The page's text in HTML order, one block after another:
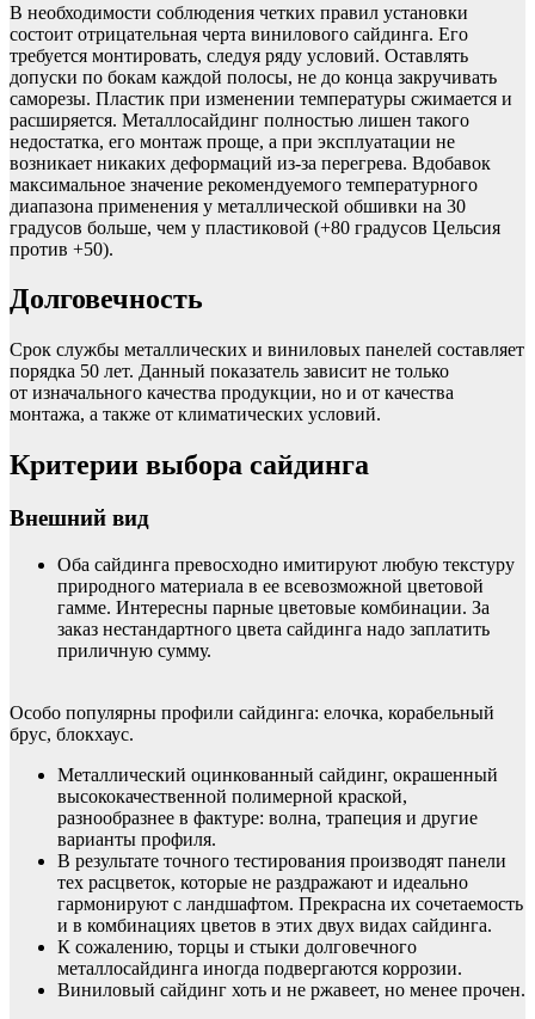
В необходимости соблюдения четких правил установки
состоит отрицательная черта винилового сайдинга. Его
требуется монтировать, следуя ряду условий. Оставлять
допуски по бокам каждой полосы, не до конца закручивать
саморезы. Пластик при изменении температуры сжимается и
расширяется. Металлосайдинг полностью лишен такого
недостатка, его монтаж проще, а при эксплуатации не
возникает никаких деформаций из-за перегрева. Вдобавок
максимальное значение рекомендуемого температурного
диапазона применения у металлической обшивки на 30
градусов больше, чем у пластиковой (+80 градусов Цельсия
против +50).
Долговечность
Срок службы металлических и виниловых панелей составляет
порядка 50 лет. Данный показатель зависит не только
от изначального качества продукции, но и от качества
монтажа, а также от климатических условий.
Критерии выбора сайдинга
Внешний вид
Оба сайдинга превосходно имитируют любую текстуру
природного материала в ее всевозможной цветовой
гамме. Интересны парные цветовые комбинации. За
заказ нестандартного цвета сайдинга надо заплатить
приличную сумму.
Особо популярны профили сайдинга: елочка, корабельный
брус, блокхаус.
Металлический оцинкованный сайдинг, окрашенный
высококачественной полимерной краской,
разнообразнее в фактуре: волна, трапеция и другие
варианты профиля.
В результате точного тестирования производят панели
тех расцветок, которые не раздражают и идеально
гармонируют с ландшафтом. Прекрасна их сочетаемость
и в комбинациях цветов в этих двух видах сайдинга.
К сожалению, торцы и стыки долговечного
металлосайдинга иногда подвергаются коррозии.
Виниловый сайдинг хоть и не ржавеет, но менее прочен.